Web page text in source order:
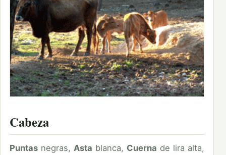
Cabeza
Puntas negras, Asta blanca, Cuerna de lira alta,